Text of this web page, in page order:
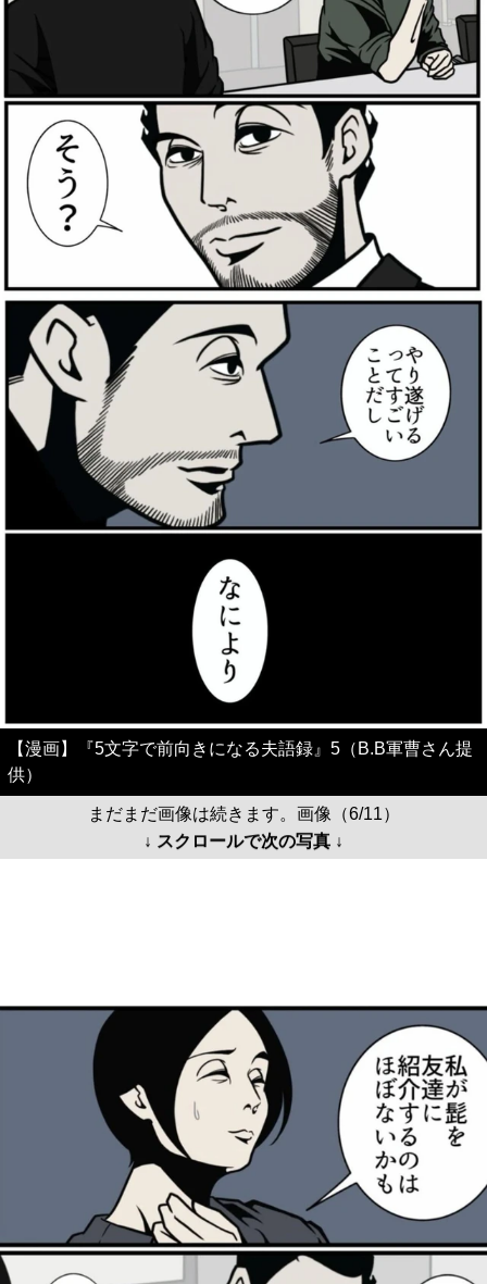
【漫画】『5文字で前向きになる夫語録』5（B.B軍曹さん提
供）
まだまだ画像は続きます。画像（6/11）
↓ スクロールで次の写真 ↓